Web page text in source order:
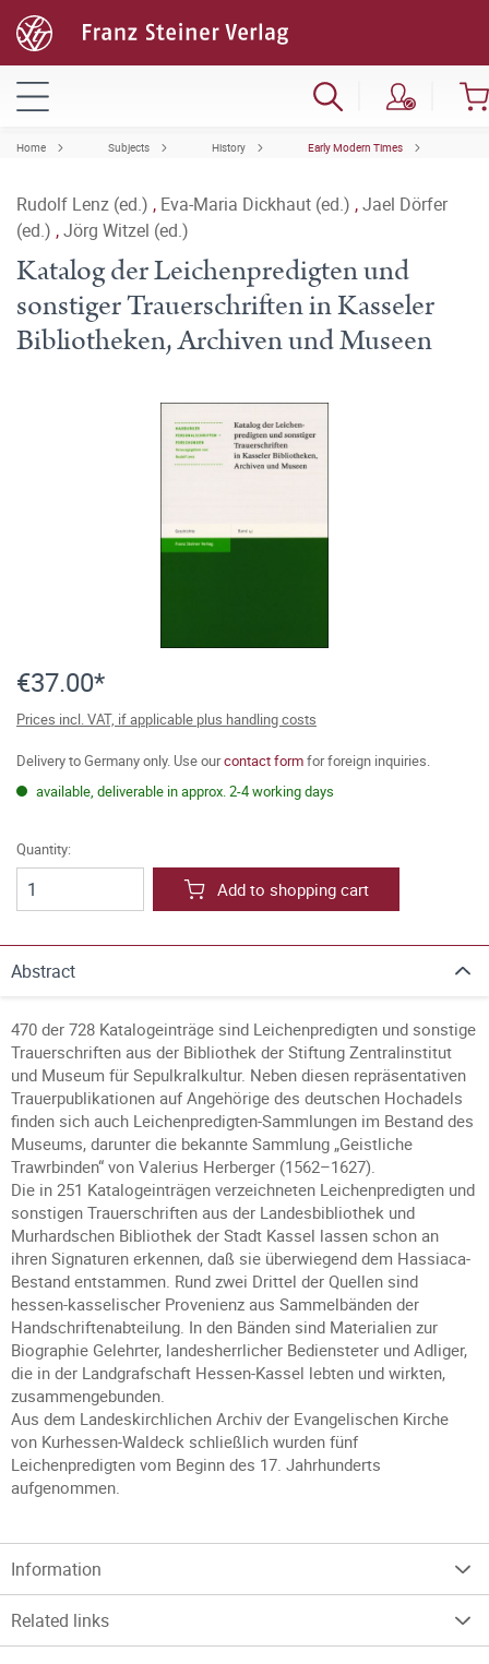
Home Subjects History Early Modern Times
Rudolf Lenz (ed.) , Eva-Maria Dickhaut (ed.) ,Jael Dörfer
(ed.) ,Jörg Witzel (ed.)
Katalog der Leichenpredigten und
sonstiger Trauerschriften in Kasseler
Bibliotheken, Archiven und Museen
€37.00*
Prices incl. VAT, if applicable plus handling costs
Delivery to Germany only. Use ourcontact formfor foreign inquiries.
available, deliverable in approx. 2-4 working days
Quantity:
Add to shopping cart
Abstract
470 der 728 Katalogeinträge sind Leichenpredigten und sonstige
Trauerschriften aus der Bibliothek der Stiftung Zentralinstitut
und Museum für Sepulkralkultur. Neben diesen repräsentativen
Trauerpublikationen auf Angehörige des deutschen Hochadels
finden sich auch Leichenpredigten-Sammlungen im Bestand des
Museums, darunter die bekannte Sammlung „Geistliche
Trawrbinden“ von Valerius Herberger (1562–1627).
Die in 251 Katalogeinträgen verzeichneten Leichenpredigten und
sonstigen Trauerschriften aus der Landesbibliothek und
Murhardschen Bibliothek der Stadt Kassel lassen schon an
ihren Signaturen erkennen, daß sie überwiegend dem Hassiaca-
Bestand entstammen. Rund zwei Drittel der Quellen sind
hessen-kasselischer Provenienz aus Sammelbänden der
Handschriftenabteilung. In den Bänden sind Materialien zur
Biographie Gelehrter, landesherrlicher Bediensteter und Adliger,
die in der Landgrafschaft Hessen-Kassel lebten und wirkten,
zusammengebunden.
Aus dem Landeskirchlichen Archiv der Evangelischen Kirche
von Kurhessen-Waldeck schließlich wurden fünf
Leichenpredigten vom Beginn des 17. Jahrhunderts
aufgenommen.
Information
Related links